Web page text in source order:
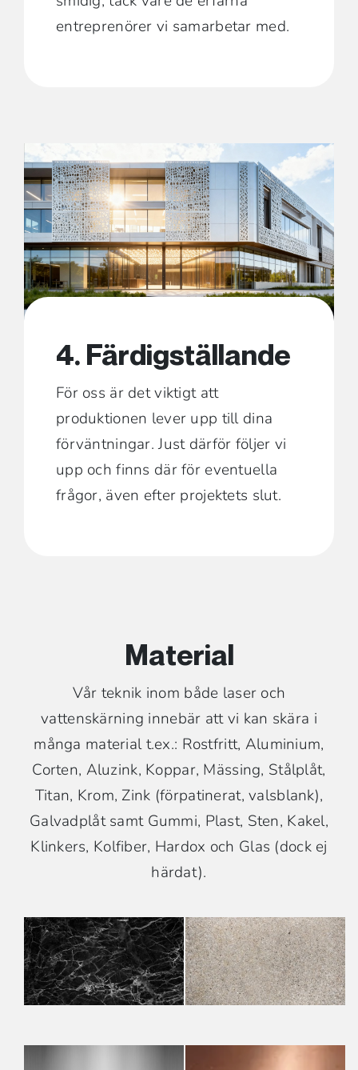
entreprenörer vi samarbetar med.
4. Färdigställande
För oss är det viktigt att
produktionen lever upp till dina
förväntningar. Just därför följer vi
upp och finns där för eventuella
frågor, även efter projektets slut.
Material
Vår teknik inom både laser och
vattenskärning innebär att vi kan skära i
många material t.ex.: Rostfritt, Aluminium,
Corten, Aluzink, Koppar, Mässing, Stålplåt,
Titan, Krom, Zink (förpatinerat, valsblank),
Galvadplåt samt Gummi, Plast, Sten, Kakel,
Klinkers, Kolfiber, Hardox och Glas (dock ej
härdat).